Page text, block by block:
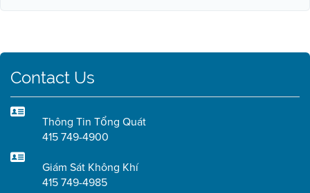
Contact Us
Thông Tin Tổng Quát
415 749-4900
Giám Sát Không Khí
415 749-4985